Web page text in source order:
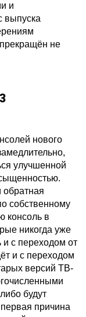
и
выпуска
не
нового
улучшенной
обратная
собственному
консоль в
никогда уже
и с переходом от
и с переходом
версий ТВ-
будут
причина